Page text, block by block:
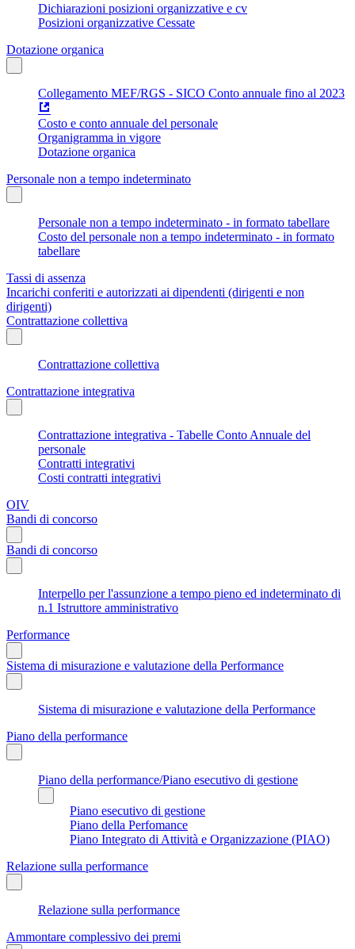
Dichiarazioni posizioni organizzative e cv
Posizioni organizzative Cessate
Dotazione organica
Collegamento MEF/RGS - SICO Conto annuale fino al 2023
Costo e conto annuale del personale
Organigramma in vigore
Dotazione organica
Personale non a tempo indeterminato
Personale non a tempo indeterminato - in formato tabellare
Costo del personale non a tempo indeterminato - in formato
tabellare
Tassi di assenza
Incarichi conferiti e autorizzati ai dipendenti (dirigenti e non
dirigenti)
Contrattazione collettiva
Contrattazione collettiva
Contrattazione integrativa
Contrattazione integrativa - Tabelle Conto Annuale del
personale
Contratti integrativi
Costi contratti integrativi
OIV
Bandi di concorso
Bandi di concorso
Interpello per l'assunzione a tempo pieno ed indeterminato di
n.1 Istruttore amministrativo
Performance
Sistema di misurazione e valutazione della Performance
Sistema di misurazione e valutazione della Performance
Piano della performance
Piano della performance/Piano esecutivo di gestione
Piano esecutivo di gestione
Piano della Perfomance
Piano Integrato di Attività e Organizzazione (PIAO)
Relazione sulla performance
Relazione sulla performance
Ammontare complessivo dei premi